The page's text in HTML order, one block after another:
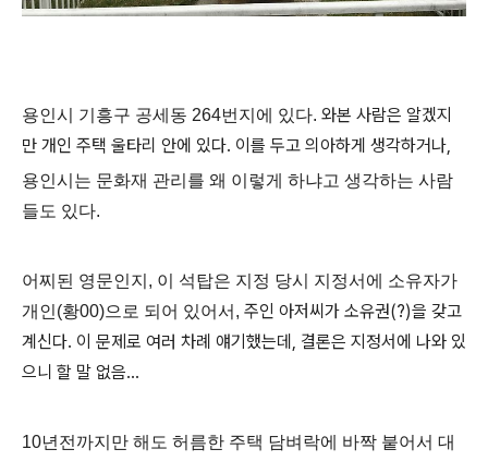
용인시 기흥구 공세동 264번지에 있다. 와본 사람은 알겠지
만 개인 주택 울타리 안에 있다. 이를 두고 의아하게 생각하거나,
용인시는 문화재 관리를 왜 이렇게 하냐고 생각하는 사람
들도 있다.
어찌된 영문인지 , 이 석탑은 지정 당시 지정서에 소유자가
개인(황00)으로 되어 있어서 , 주인 아저씨가 소유권(?)을 갖고
계신다. 이 문제로 여러 차례 얘기했는데 , 결론은 지정서에 나와 있
으니 할 말 없음...
10년전까지만 해도 허름한 주택 담벼락에 바짝 붙어서 대